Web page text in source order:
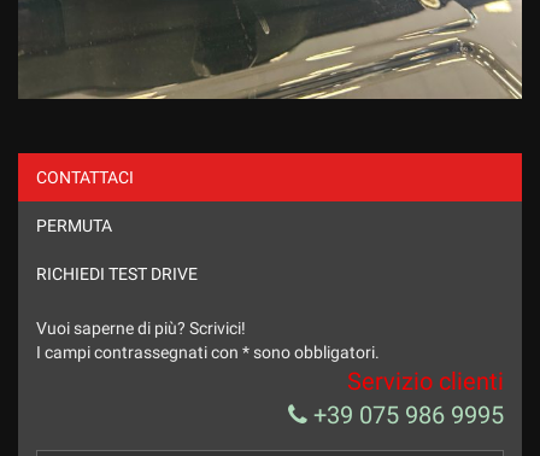
CONTATTACI
PERMUTA
RICHIEDI TEST DRIVE
Vuoi saperne di più? Scrivici!
I campi contrassegnati con * sono obbligatori.
Servizio clienti
+39 075 986 9995